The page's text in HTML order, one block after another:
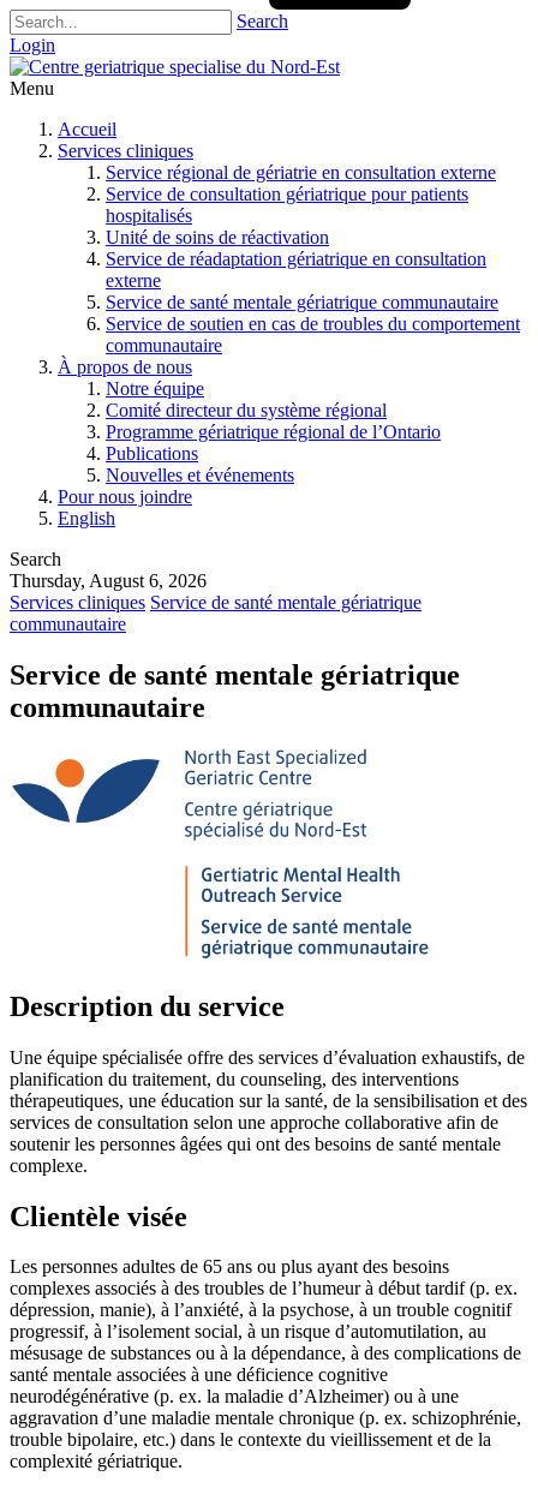
Search
Login
Menu
Accueil
Services cliniques
Service régional de gériatrie en consultation externe
Service de consultation gériatrique pour patients
hospitalisés
Unité de soins de réactivation
Service de réadaptation gériatrique en consultation
externe
Service de santé mentale gériatrique communautaire
Service de soutien en cas de troubles du comportement
communautaire
À propos de nous
Notre équipe
Comité directeur du système régional
Programme gériatrique régional de l’Ontario
Publications
Nouvelles et événements
Pour nous joindre
English
Search
Thursday, August 6, 2026
Services cliniques Service de santé mentale gériatrique
communautaire
Service de santé mentale gériatrique
communautaire
Description du service
Une équipe spécialisée offre des services d’évaluation exhaustifs, de
planification du traitement, du counseling, des interventions
thérapeutiques, une éducation sur la santé, de la sensibilisation et des
services de consultation selon une approche collaborative afin de
soutenir les personnes âgées qui ont des besoins de santé mentale
complexe.
Clientèle visée
Les personnes adultes de 65 ans ou plus ayant des besoins
complexes associés à des troubles de l’humeur à début tardif (p. ex.
dépression, manie), à l’anxiété, à la psychose, à un trouble cognitif
progressif, à l’isolement social, à un risque d’automutilation, au
mésusage de substances ou à la dépendance, à des complications de
santé mentale associées à une déficience cognitive
neurodégénérative (p. ex. la maladie d’Alzheimer) ou à une
aggravation d’une maladie mentale chronique (p. ex. schizophrénie,
trouble bipolaire, etc.) dans le contexte du vieillissement et de la
complexité gériatrique.